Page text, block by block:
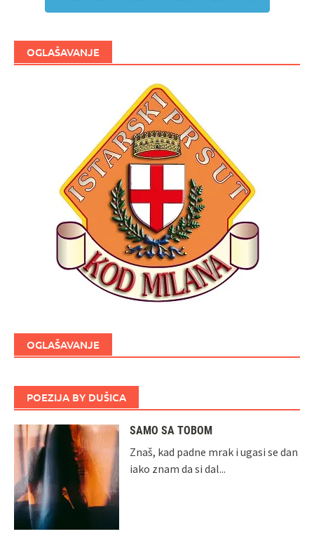
OGLAŠAVANJE
OGLAŠAVANJE
POEZIJA BY DUŠICA
SAMO SA TOBOM
Znaš, kad padne mrak i ugasi se dan
iako znam da si dal...